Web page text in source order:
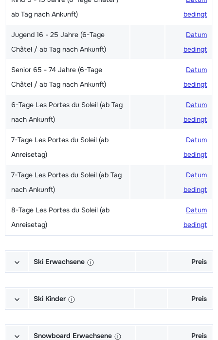
ab Tag nach Ankunft)
bedingt
Jugend 16 - 25 Jahre (6-Tage
Châtel / ab Tag nach Ankunft)
Datum
bedingt
Senior 65 - 74 Jahre (6-Tage
Châtel / ab Tag nach Ankunft)
Datum
bedingt
6-Tage Les Portes du Soleil (ab Tag
nach Ankunft)
Datum
bedingt
7-Tage Les Portes du Soleil (ab
Anreisetag)
Datum
bedingt
7-Tage Les Portes du Soleil (ab Tag
nach Ankunft)
Datum
bedingt
8-Tage Les Portes du Soleil (ab
Anreisetag)
Datum
bedingt
Ski Erwachsene Preis
(Excellence) (6/7 Tage)
bedingt
(6/7 Tage)
bedingt
Ski Kinder Preis
Stöcke (6/7 Tage)
bedingt
Snowboard Erwachsene Preis